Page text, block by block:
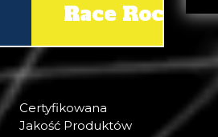
Certyfikowana
Jakość Produktów